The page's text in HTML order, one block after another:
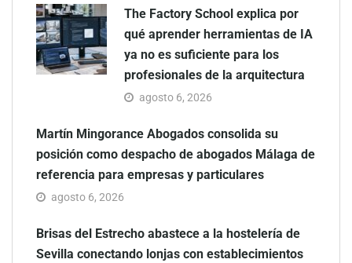
The Factory School explica por
qué aprender herramientas de IA
ya no es suficiente para los
profesionales de la arquitectura
agosto 6, 2026
Martín Mingorance Abogados consolida su
posición como despacho de abogados Málaga de
referencia para empresas y particulares
agosto 6, 2026
Brisas del Estrecho abastece a la hostelería de
Sevilla conectando lonjas con establecimientos